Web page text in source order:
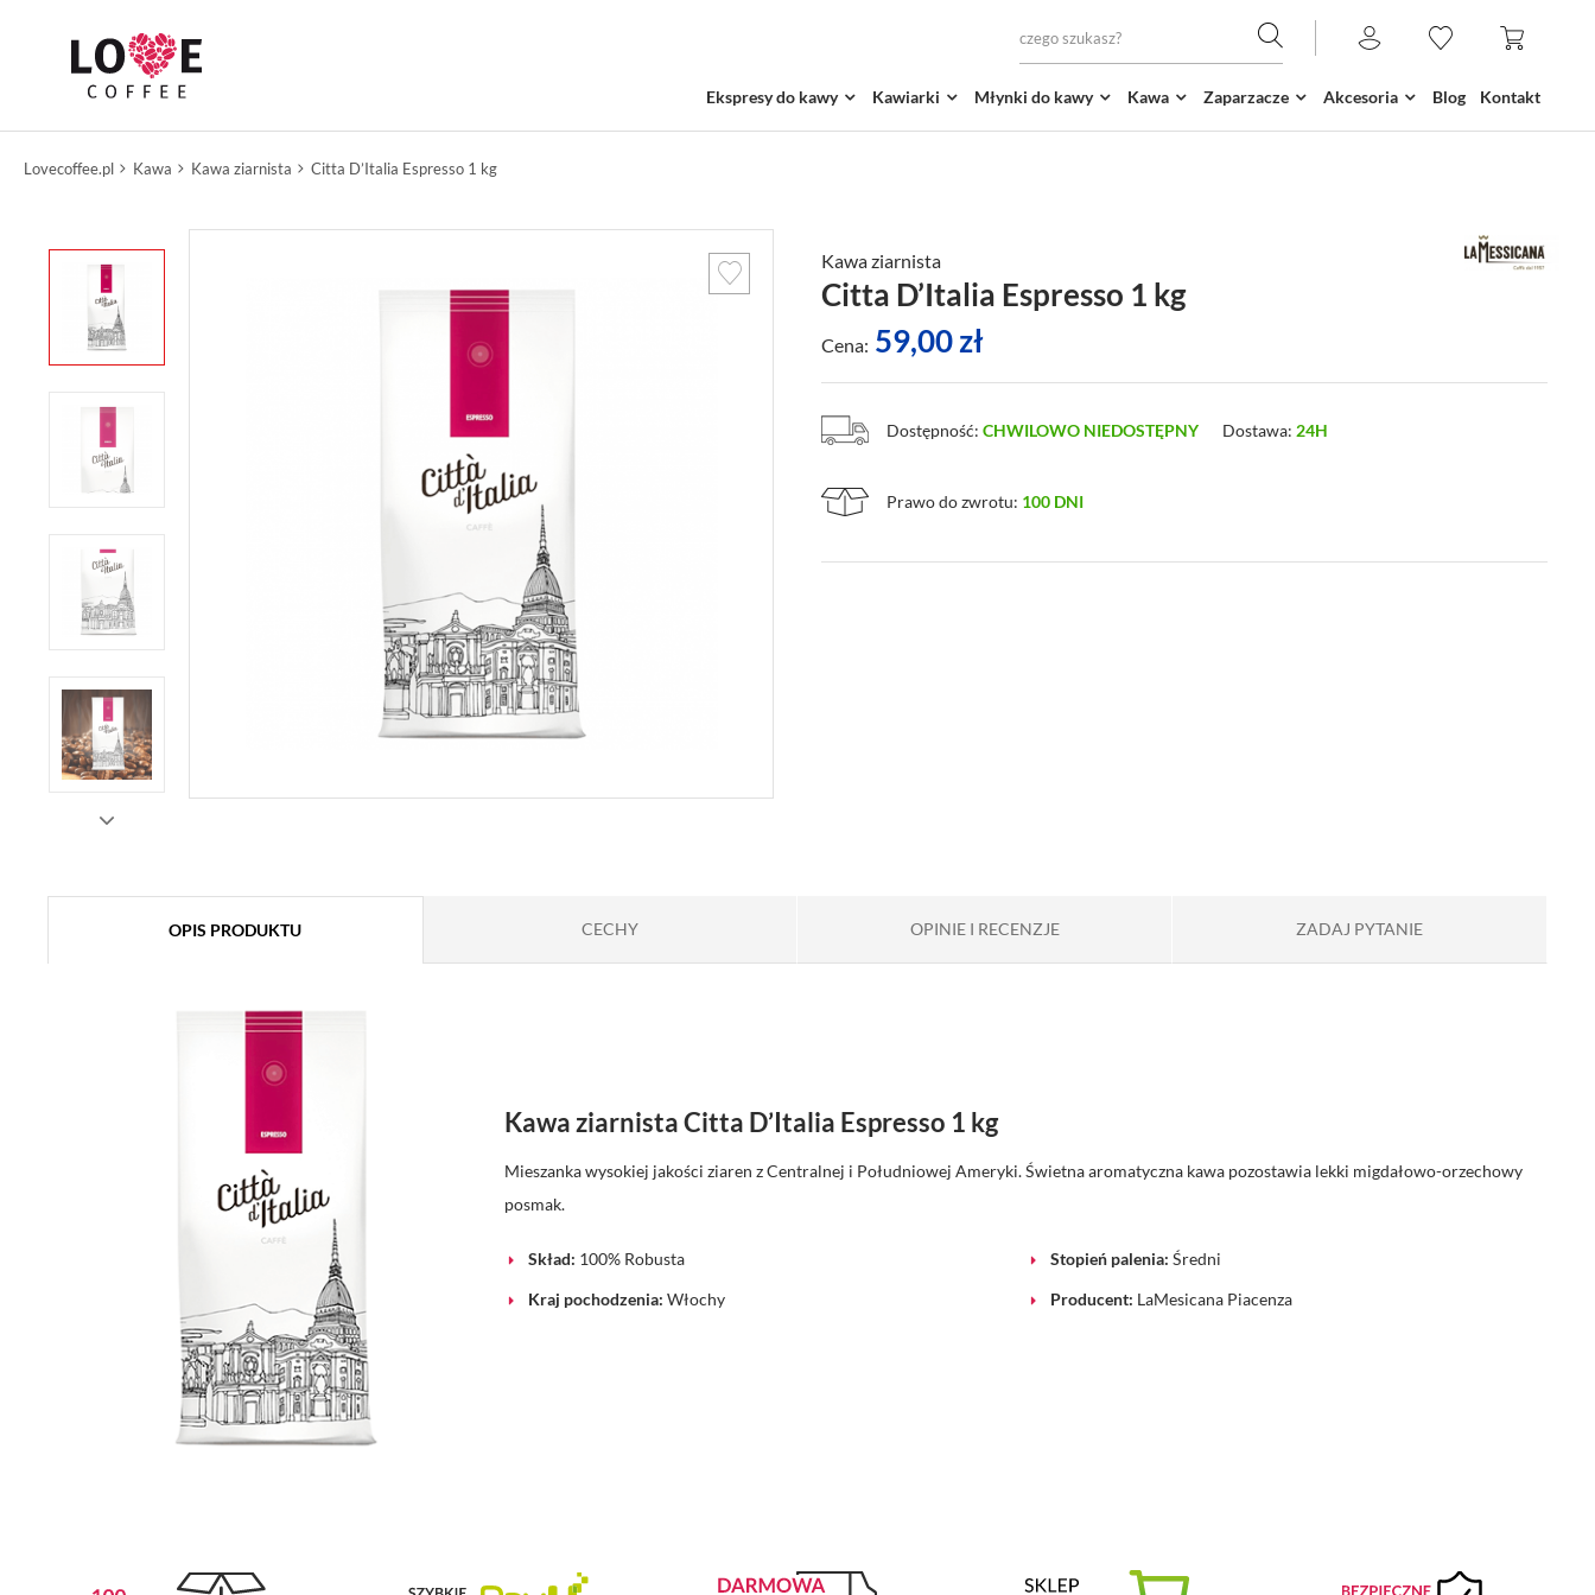
Ekspresy do kawy Kawiarki Młynki do kawy Kawa Zaparzacze Akcesoria Blog Kontakt
Lovecoffee.pl Kawa Kawa ziarnista Citta D’Italia Espresso 1 kg
Kawa ziarnista
Citta D’Italia Espresso 1 kg
Cena: 59,00zł
Dostępność: CHWILOWO NIEDOSTĘPNY Dostawa: 24H
Prawo do zwrotu: 100 DNI
OPIS PRODUKTU CECHY OPINIE I RECENZJE ZADAJ PYTANIE
Kawa ziarnista Citta D’Italia Espresso 1 kg
Mieszanka wysokiej jakości ziaren z Centralnej i Południowej Ameryki. Świetna aromatyczna kawa pozostawia lekki migdałowo-orzechowy
posmak.
Skład: 100% Robusta Stopień palenia: Średni
Kraj pochodzenia: Włochy Producent: LaMesicana Piacenza